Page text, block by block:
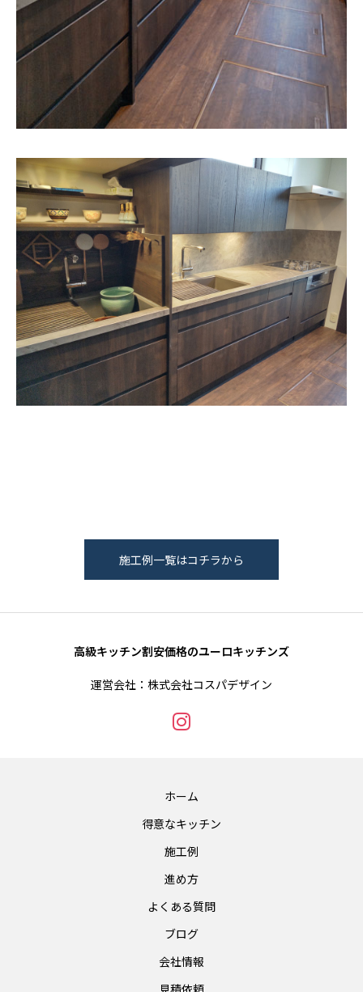
施工例一覧はコチラから
高級キッチン割安価格のユーロキッチンズ
運営会社：株式会社コスパデザイン
ホーム
得意なキッチン
施工例
進め方
よくある質問
ブログ
会社情報